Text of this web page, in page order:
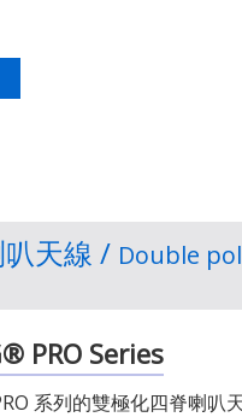
天線 / Double
PRO Series
系列的雙極化四脊喇叭